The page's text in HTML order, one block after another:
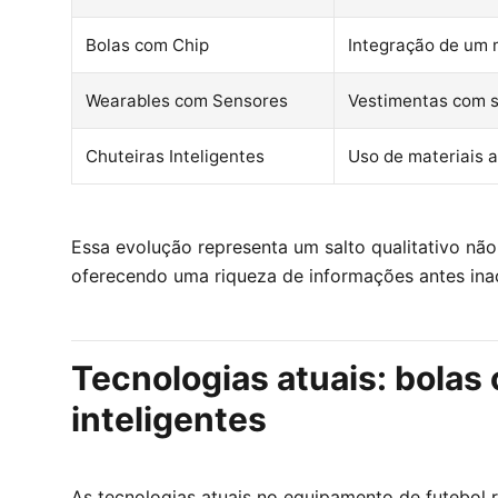
Bolas com Chip Integração de um
Wearables com Sensores Vestimentas com
Chuteiras Inteligentes Uso de materiais
Essa evolução representa um salto qualitativo
oferecendo uma riqueza de informações antes
Tecnologias atuais:
inteligentes